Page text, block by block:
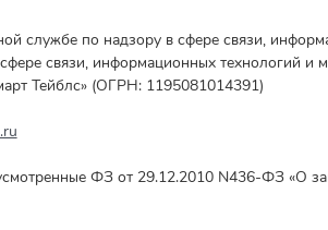
службе по надзору в сфере связи,
связи, информационных технологий
Тейблс» (ОГРН: 1195081014391)
ФЗ от 29.12.2010 N436-ФЗ «О